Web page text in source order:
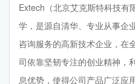
Extech（北京艾克斯特科技有
学，是源自清华、专业从事企
咨询服务的高新技术企业，在
司依靠坚韧专注的创业精神，
息优势，使得公司产品广泛应